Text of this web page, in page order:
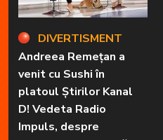
DIVERTISMENT
Andreea Remețan a
venit cu Sushi în
platoul Știrilor Kanal
D! Vedeta Radio
Impuls, despre